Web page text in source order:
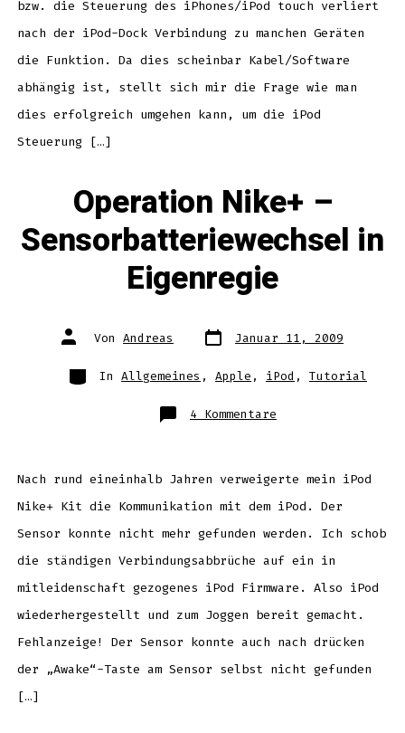
iPod
bzw. die Steuerung des iPhones/iPod touch verliert
nach der iPod-Dock Verbindung zu manchen Geräten
die Funktion. Da dies scheinbar Kabel/Software
abhängig ist, stellt sich mir die Frage wie man
dies erfolgreich umgehen kann, um die iPod
Steuerung […]
Operation Nike+ –
Sensorbatteriewechsel in
Eigenregie
Autor
des Von Andreas Datum
des
Januar 11, 2009
Kategorien
In Allgemeines , Apple , iPod , Tutorial
4 Kommentare
Operation
Eigenregie
Nach rund eineinhalb Jahren verweigerte mein iPod
Nike+ Kit die Kommunikation mit dem iPod. Der
Sensor konnte nicht mehr gefunden werden. Ich schob
die ständigen Verbindungsabbrüche auf ein in
mitleidenschaft gezogenes iPod Firmware. Also iPod
wiederhergestellt und zum Joggen bereit gemacht.
Fehlanzeige! Der Sensor konnte auch nach drücken
der „Awake“-Taste am Sensor selbst nicht gefunden
[…]